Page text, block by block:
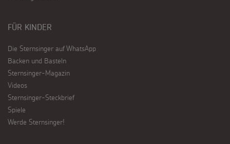
FÜR KINDER
Die Sternsinger auf WhatsApp
Backen und Basteln
Sternsinger-Magazin
Videos
Sternsinger-Steckbrief
Spiele
Werde Sternsinger!